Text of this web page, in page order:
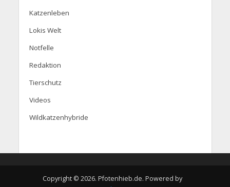
Katzenleben
Lokis Welt
Notfelle
Redaktion
Tierschutz
Videos
Wildkatzenhybride
Copyright © 2026. Pfotenhieb.de. Powered by